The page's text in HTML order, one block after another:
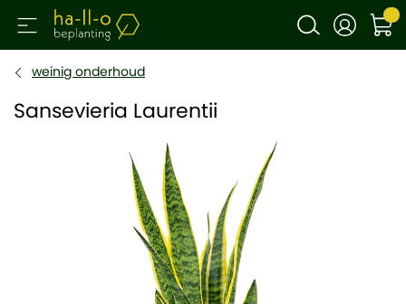
weinig onderhoud
Sansevieria Laurentii